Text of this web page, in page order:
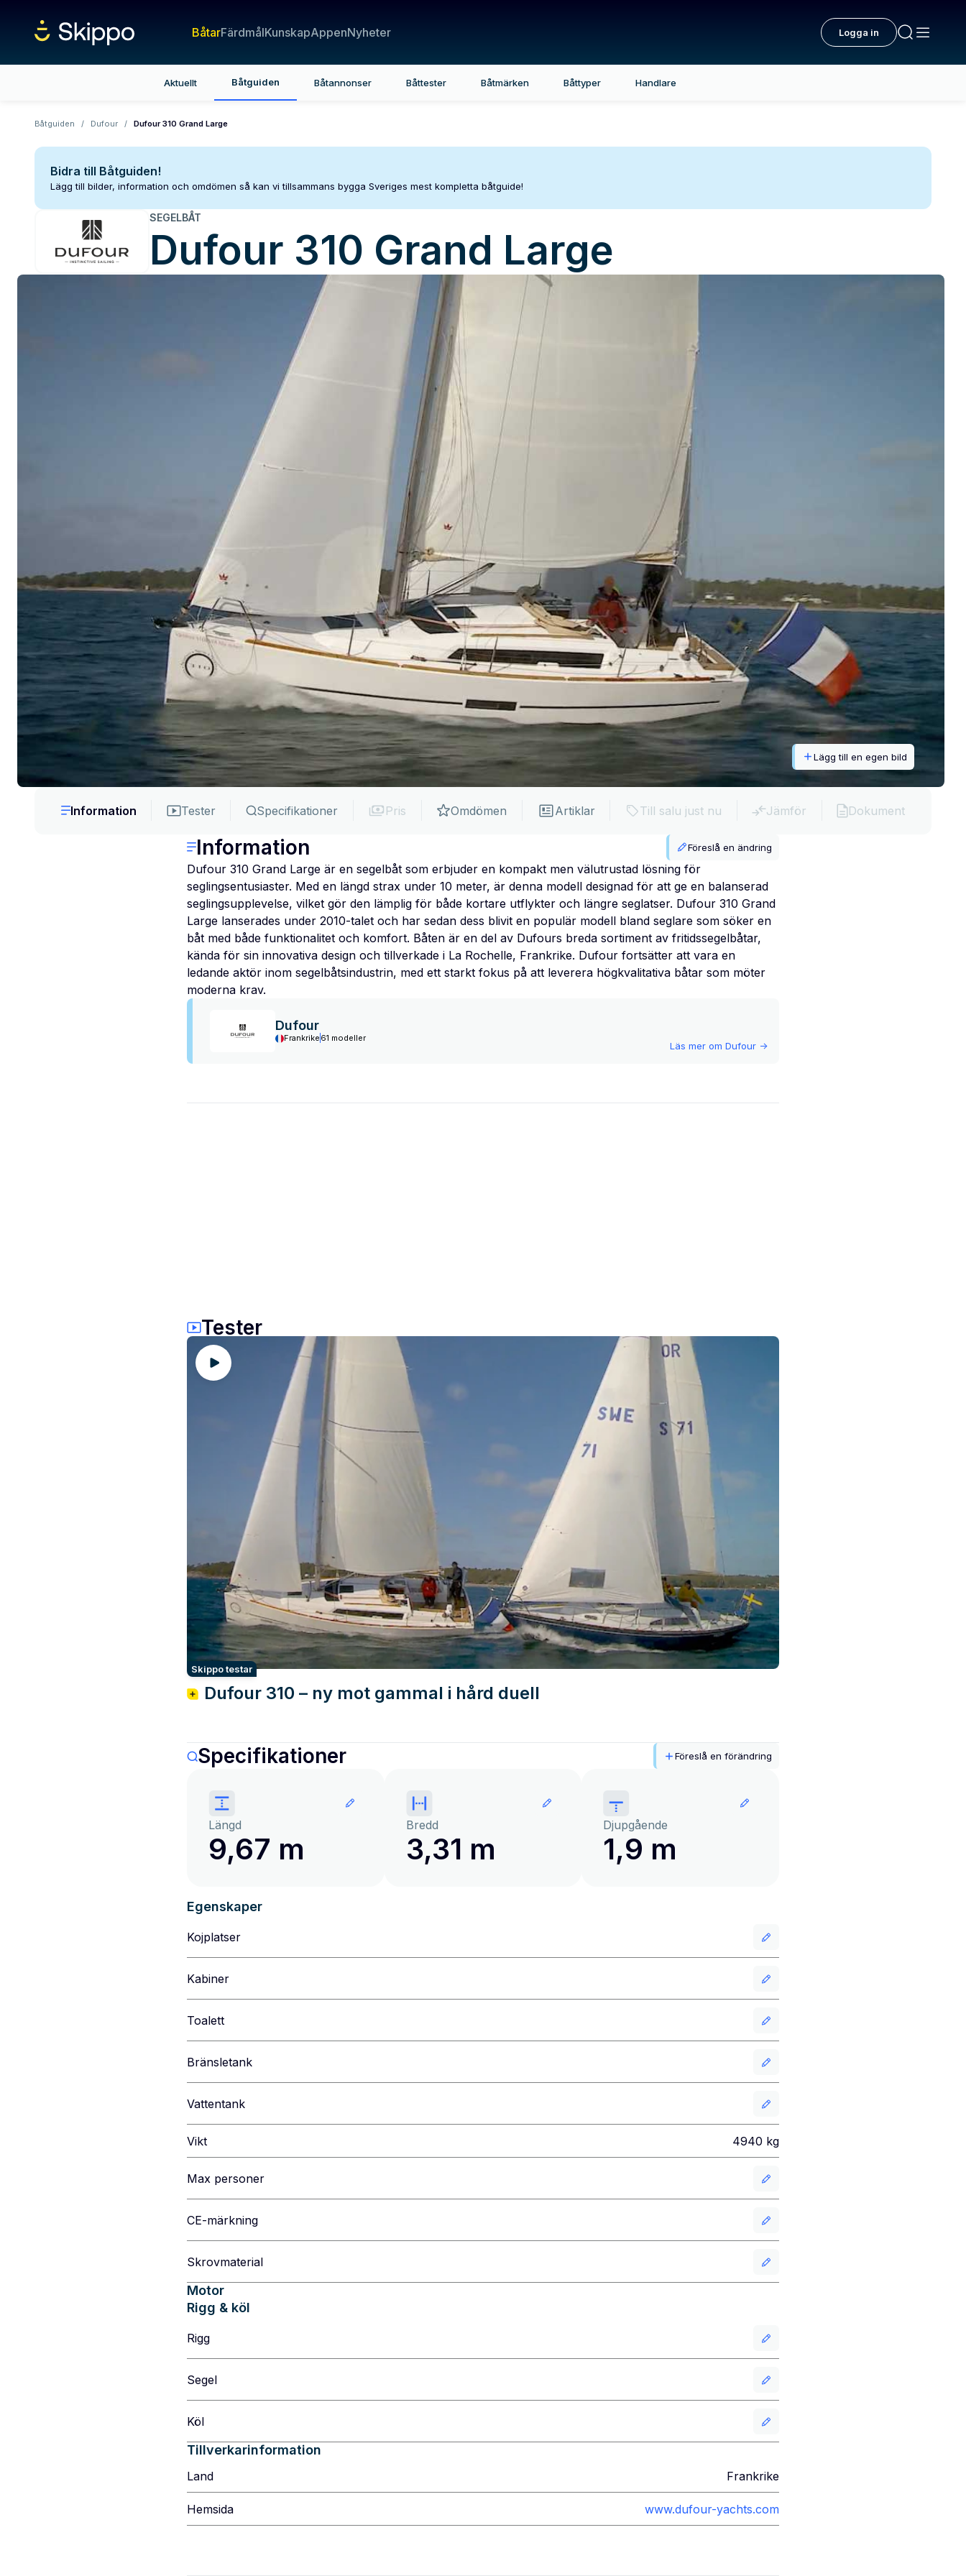
BåtarFärdmålKunskapAppenNyheter Logga in
Aktuellt Båtguiden Båtannonser Båttester Båtmärken Båttyper Handlare
Båtguiden / Dufour / Dufour 310 Grand Large
Bidra till Båtguiden!
Lägg till bilder, information och omdömen så kan vi tillsammans bygga Sveriges mest kompletta båtguide!
SEGELBÅT
Dufour 310 Grand Large
Lägg till en egen bild
Information Tester Specifikationer Pris Omdömen Artiklar Till salu just nu Jämför Dokument
Information Föreslå en ändring
Dufour 310 Grand Large är en segelbåt som erbjuder en kompakt men välutrustad lösning för
seglingsentusiaster. Med en längd strax under 10 meter, är denna modell designad för att ge en balanserad
seglingsupplevelse, vilket gör den lämplig för både kortare utflykter och längre seglatser. Dufour 310 Grand
Large lanserades under 2010-talet och har sedan dess blivit en populär modell bland seglare som söker en
båt med både funktionalitet och komfort. Båten är en del av Dufours breda sortiment av fritidssegelbåtar,
kända för sin innovativa design och tillverkade i La Rochelle, Frankrike. Dufour fortsätter att vara en
ledande aktör inom segelbåtsindustrin, med ett starkt fokus på att leverera högkvalitativa båtar som möter
moderna krav.
Dufour
Frankrike 61 modeller
Läs mer om Dufour ->
Tester
Skippo testar
Dufour 310 – ny mot gammal i hård duell
Specifikationer Föreslå en förändring
Längd
9,67 m
Bredd
3,31 m
Djupgående
1,9 m
Egenskaper
Kojplatser
Kabiner
Toalett
Bränsletank
Vattentank
Vikt 4940 kg
Max personer
CE-märkning
Skrovmaterial
Motor
Rigg & köl
Rigg
Segel
Köl
Tillverkarinformation
Land Frankrike
Hemsida www.dufour-yachts.com